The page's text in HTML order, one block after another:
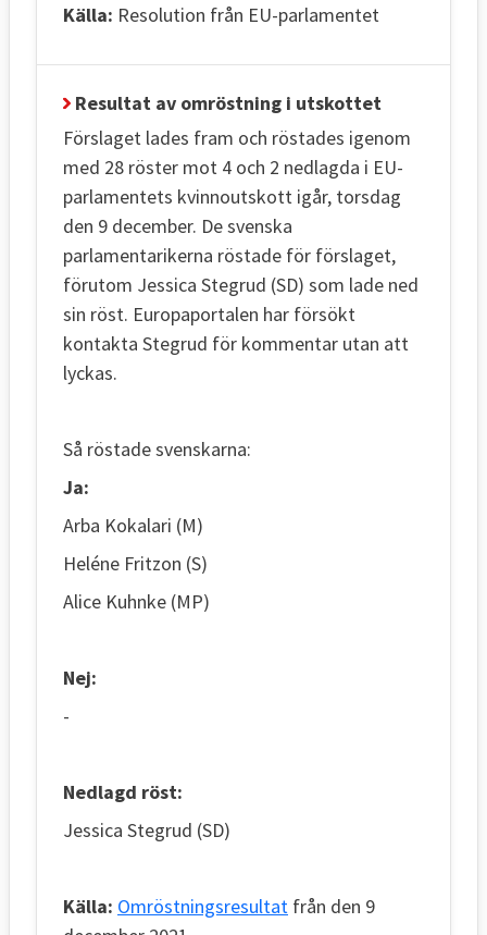
Källa: Resolution från EU-parlamentet
Resultat av omröstning i utskottet
Förslaget lades fram och röstades igenom
med 28 röster mot 4 och 2 nedlagda i EU-
parlamentets kvinnoutskott igår, torsdag
den 9 december. De svenska
parlamentarikerna röstade för förslaget,
förutom Jessica Stegrud (SD) som lade ned
sin röst. Europaportalen har försökt
kontakta Stegrud för kommentar utan att
lyckas.
Så röstade svenskarna:
Ja:
Arba Kokalari (M)
Heléne Fritzon (S)
Alice Kuhnke (MP)
Nej:
-
Nedlagd röst:
Jessica Stegrud (SD)
Källa: Omröstningsresultat från den 9